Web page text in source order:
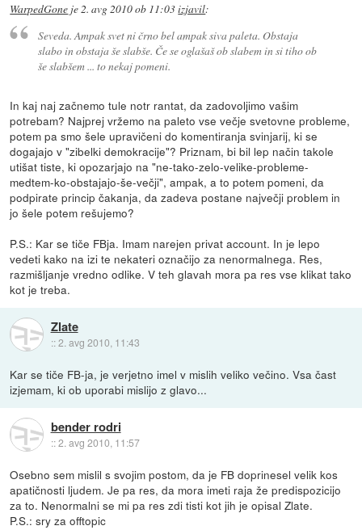
WarpedGone je2. avg 2010 ob 11:03izjavil:
Seveda. Ampak svet ni črno bel ampak siva paleta. Obstaja
slabo in obstaja še slabše. Če se oglašaš ob slabem in si tiho ob
še slabšem ... to nekaj pomeni.
In kaj naj začnemo tule notr rantat, da zadovoljimo vašim
potrebam? Najprej vržemo na paleto vse večje svetovne probleme,
potem pa smo šele upravičeni do komentiranja svinjarij, ki se
dogajajo v "zibelki demokracije"? Priznam, bi bil lep način takole
utišat tiste, ki opozarjajo na "ne-tako-zelo-velike-probleme-
medtem-ko-obstajajo-še-večji", ampak, a to potem pomeni, da
podpirate princip čakanja, da zadeva postane največji problem in
jo šele potem rešujemo?
P.S.: Kar se tiče FBja. Imam narejen privat account. In je lepo
vedeti kako na izi te nekateri označijo za nenormalnega. Res,
razmišljanje vredno odlike. V teh glavah mora pa res vse klikat tako
kot je treba.
Zlate
::2. avg 2010, 11:43
Kar se tiče FB-ja, je verjetno imel v mislih veliko večino. Vsa čast
izjemam, ki ob uporabi mislijo z glavo...
bender rodri
::2. avg 2010, 11:57
Osebno sem mislil s svojim postom, da je FB doprinesel velik kos
apatičnosti ljudem. Je pa res, da mora imeti raja že predispozicijo
za to. Nenormalni se mi pa res zdi tisti kot jih je opisal Zlate.
P.S.: sry za offtopic